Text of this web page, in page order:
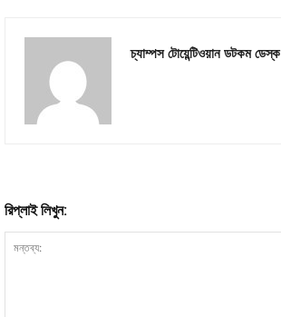
চ্যাম্পস টোয়েন্টিওয়ান ডটকম ডেস্ক
রিপ্লাই লিখুন: